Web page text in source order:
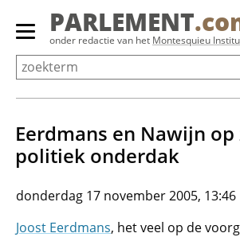
Overslaan
Primair
menu
tonen/verbergen
PARLEMENT
onder redactie van het Montesquieu
Eerdmans en Nawijn
politiek onderdak
donderdag 17 november 2005, 13:46
Joost Eerdmans, het veel op de